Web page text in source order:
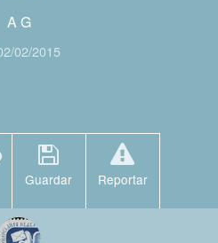
A G
02/2015
Guardar Reportar